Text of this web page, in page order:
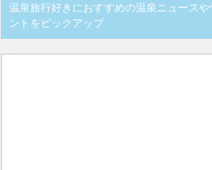
温泉旅行好きにおすすめの温泉ニュース
ントをピックアップ